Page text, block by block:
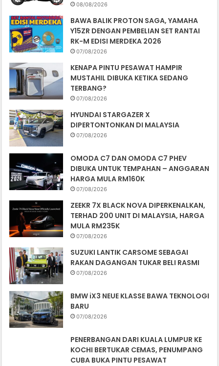
08/08/2026
BAWA BALIK PROTON SAGA, YAMAHA
Y15ZR DENGAN PEMBELIAN SET RANTAI
RK-M EDISI MERDEKA 2026
07/08/2026
KENAPA PINTU PESAWAT HAMPIR
MUSTAHIL DIBUKA KETIKA SEDANG
TERBANG?
07/08/2026
HYUNDAI STARGAZER X
DIPERTONTONKAN DI MALAYSIA
07/08/2026
OMODA C7 DAN OMODA C7 PHEV
DIBUKA UNTUK TEMPAHAN – ANGGARAN
HARGA MULA RM160K
07/08/2026
ZEEKR 7X BLACK NOVA DIPERKENALKAN,
TERHAD 200 UNIT DI MALAYSIA, HARGA
MULA RM235K
07/08/2026
SUZUKI LANTIK CARSOME SEBAGAI
RAKAN DAGANGAN TUKAR BELI RASMI
07/08/2026
BMW iX3 NEUE KLASSE BAWA TEKNOLOGI
BARU
07/08/2026
PENERBANGAN DARI KUALA LUMPUR KE
KOCHI BERTUKAR CEMAS, PENUMPANG
CUBA BUKA PINTU PESAWAT